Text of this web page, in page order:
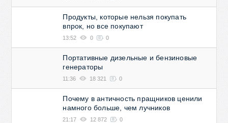
Продукты, которые нельзя покупать
впрок, но все покупают
13:52 0 0
Портативные дизельные и бензиновые
генераторы
11:36 18 321 0
Почему в античность пращников ценили
намного больше, чем лучников
21:17 12 872 0